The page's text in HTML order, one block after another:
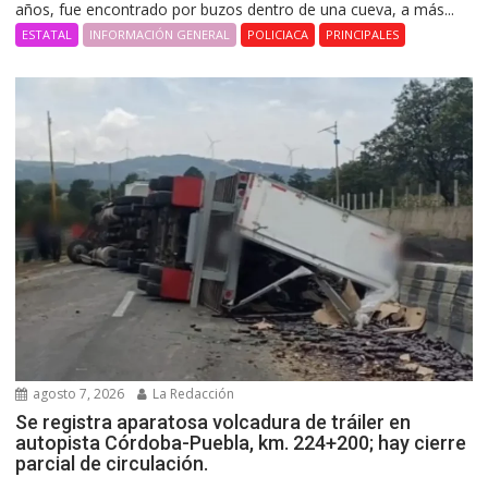
años, fue encontrado por buzos dentro de una cueva, a más...
ESTATAL INFORMACIÓN GENERAL POLICIACA PRINCIPALES
agosto 7, 2026 La Redacción
Se registra aparatosa volcadura de tráiler en
autopista Córdoba-Puebla, km. 224+200; hay cierre
parcial de circulación.